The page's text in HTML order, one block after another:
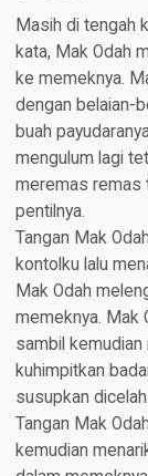
Masih di tengah
kata, Mak Odah
ke memeknya.
dengan belaian-
buah
mengulum lagi
meremas remas
pentilnya.
Tangan Mak
kontolku lalu
Mak Odah
memeknya. Mak
sambil kemudian
kuhimpitkan
susupkan
Tangan Mak
kemudian